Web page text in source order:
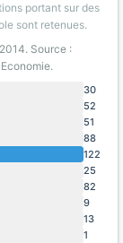
portant sur des
sont retenues.
Source :
30
52
51
88
122
25
82
9
13
1